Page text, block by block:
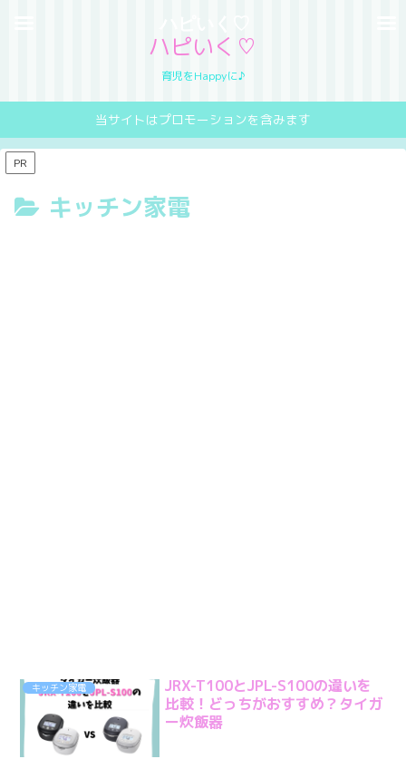
ハピいく♡
育児をHappyに♪
当サイトはプロモーションを含みます
PR
キッチン家電
キッチン家電
JRX-T100とJPL-S100の違いを
比較！どっちがおすすめ？タイガ
ー炊飯器